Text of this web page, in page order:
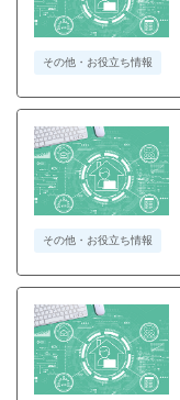
その他・お役立ち情報
その他・お役立ち情報